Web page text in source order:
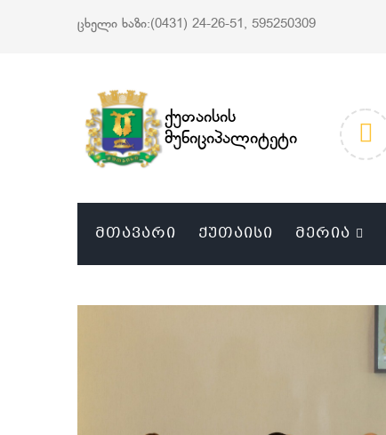
ცხელი ხაზი:(0431) 24-26-51, 595250309
ქუთაისის
მუნიციპალიტეტი
ᲛᲗᲐᲕᲐᲠᲘ ᲥᲣᲗᲐᲘᲡᲘ ᲛᲔᲠᲘᲐ